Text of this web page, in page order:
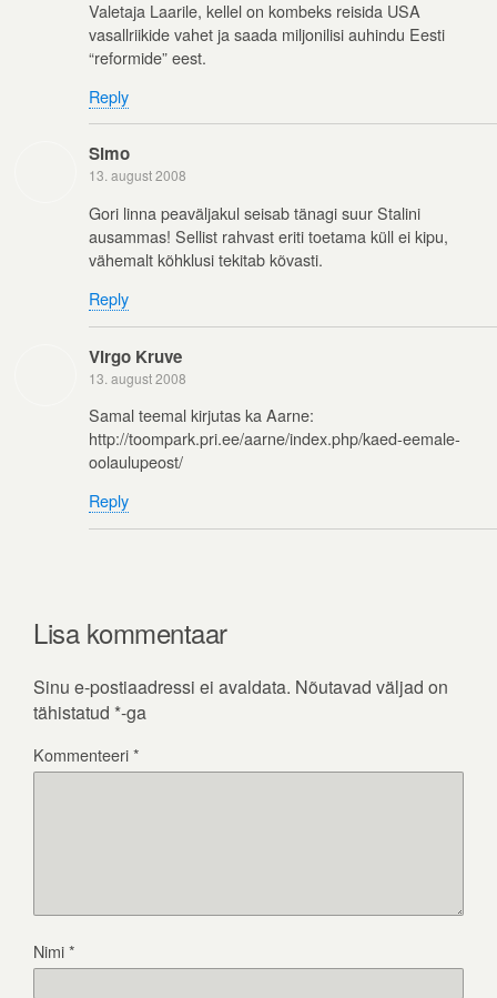
Valetaja Laarile, kellel on kombeks reisida USA
vasallriikide vahet ja saada miljonilisi auhindu Eesti
“reformide” eest.
Reply
Simo
13. august 2008
Gori linna peaväljakul seisab tänagi suur Stalini
ausammas! Sellist rahvast eriti toetama küll ei kipu,
vähemalt kõhklusi tekitab kõvasti.
Reply
Virgo Kruve
13. august 2008
Samal teemal kirjutas ka Aarne:
http://toompark.pri.ee/aarne/index.php/kaed-eemale-
oolaulupeost/
Reply
Lisa kommentaar
Sinu e-postiaadressi ei avaldata. Nõutavad väljad on
tähistatud *-ga
Kommenteeri*
Nimi*